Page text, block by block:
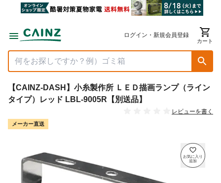
ログイン・新規会員登録
カート
【CAINZ-DASH】小糸製作所 ＬＥＤ描画ランプ（ライン
タイプ）レッド LBL-9005R【別送品】
レビューを書く
メーカー直送